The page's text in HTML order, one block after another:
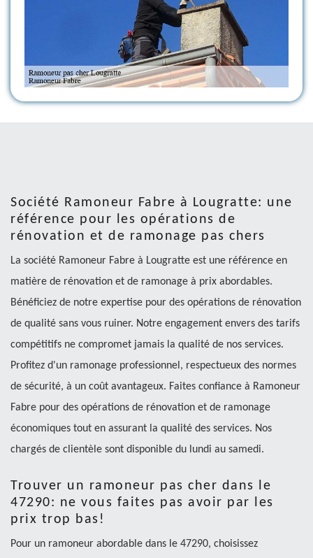
Société Ramoneur Fabre à Lougratte: une
référence pour les opérations de
rénovation et de ramonage pas chers
La société Ramoneur Fabre à Lougratte est une référence en
matière de rénovation et de ramonage à prix abordables.
Bénéficiez de notre expertise pour des opérations de rénovation
de qualité sans vous ruiner. Notre engagement envers des tarifs
compétitifs ne compromet jamais la qualité de nos services.
Profitez d'un ramonage professionnel, respectueux des normes
de sécurité, à un coût avantageux. Faites confiance à Ramoneur
Fabre pour des opérations de rénovation et de ramonage
économiques tout en assurant la qualité des services. Nos
chargés de clientèle sont disponible du lundi au samedi.
Trouver un ramoneur pas cher dans le
47290: ne vous faites pas avoir par les
prix trop bas!
Pour un ramoneur abordable dans le 47290, choisissez